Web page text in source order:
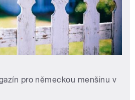
pro německou menšinu v